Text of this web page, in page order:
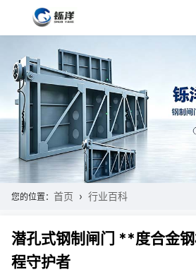
您的位置： 首页 行业百科
潜孔式钢制闸门 **度合金
程守护者